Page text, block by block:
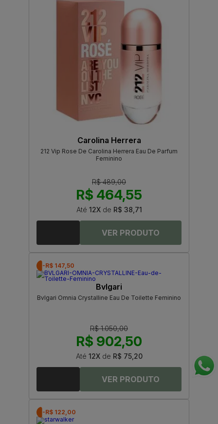
Carolina Herrera
212 Vip Rose De Carolina Herrera Eau De Parfum
Feminino
R$ 489,00
R$ 464,55
Até 12Xde R$ 38,71
-R$ 147,50
Bvlgari
Bvlgari Omnia Crystalline Eau De Toilette Feminino
R$ 1.050,00
R$ 902,50
Até 12Xde R$ 75,20
-R$ 122,00